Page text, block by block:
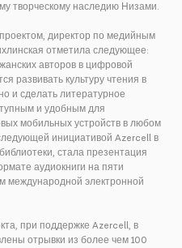
творческому наследию Низами.
директор по медийным
отметила следующее:
авторов в цифровой
развивать культуру чтения в
и сделать литературное
и удобным для
мобильных устройств в любом
инициативой Azercell в
стала презентация
аудиокниги на пяти
международной электронной
при поддержке Azercell, в
отрывки из более чем 100